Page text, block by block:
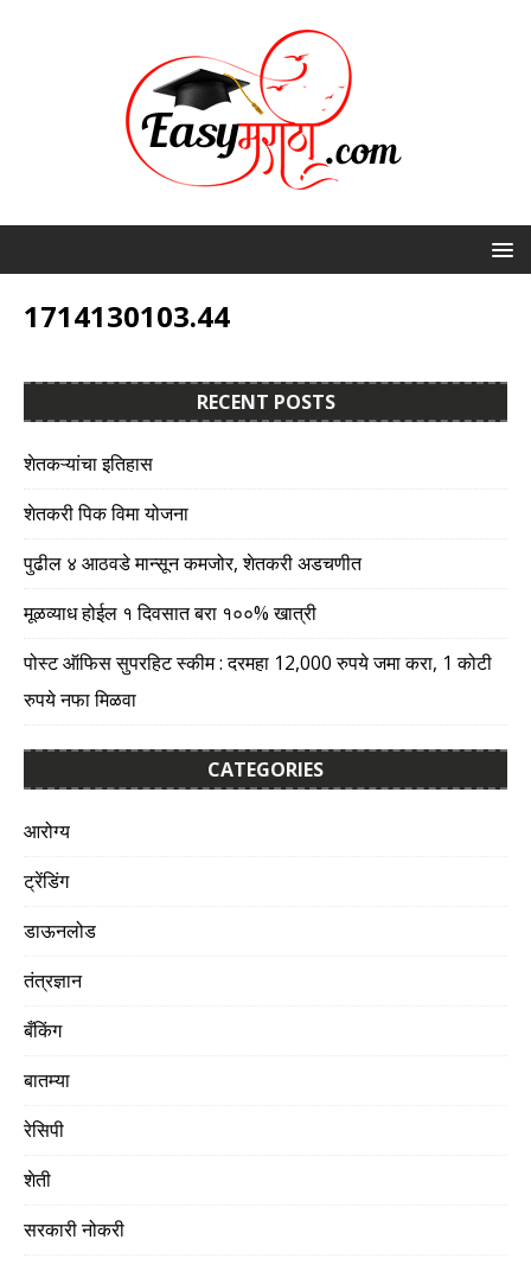
1714130103.44
RECENT POSTS
शेतकऱ्यांचा इतिहास
शेतकरी पिक विमा योजना
पुढील ४ आठवडे मान्सून कमजोर, शेतकरी अडचणीत
मूळव्याध होईल १ दिवसात बरा १००% खात्री
पोस्ट ऑफिस सुपरहिट स्कीम : दरमहा 12,000 रुपये जमा करा, 1 कोटी
रुपये नफा मिळवा
CATEGORIES
आरोग्य
ट्रेंडिंग
डाऊनलोड
तंत्रज्ञान
बँकिंग
बातम्या
रेसिपी
शेती
सरकारी नोकरी